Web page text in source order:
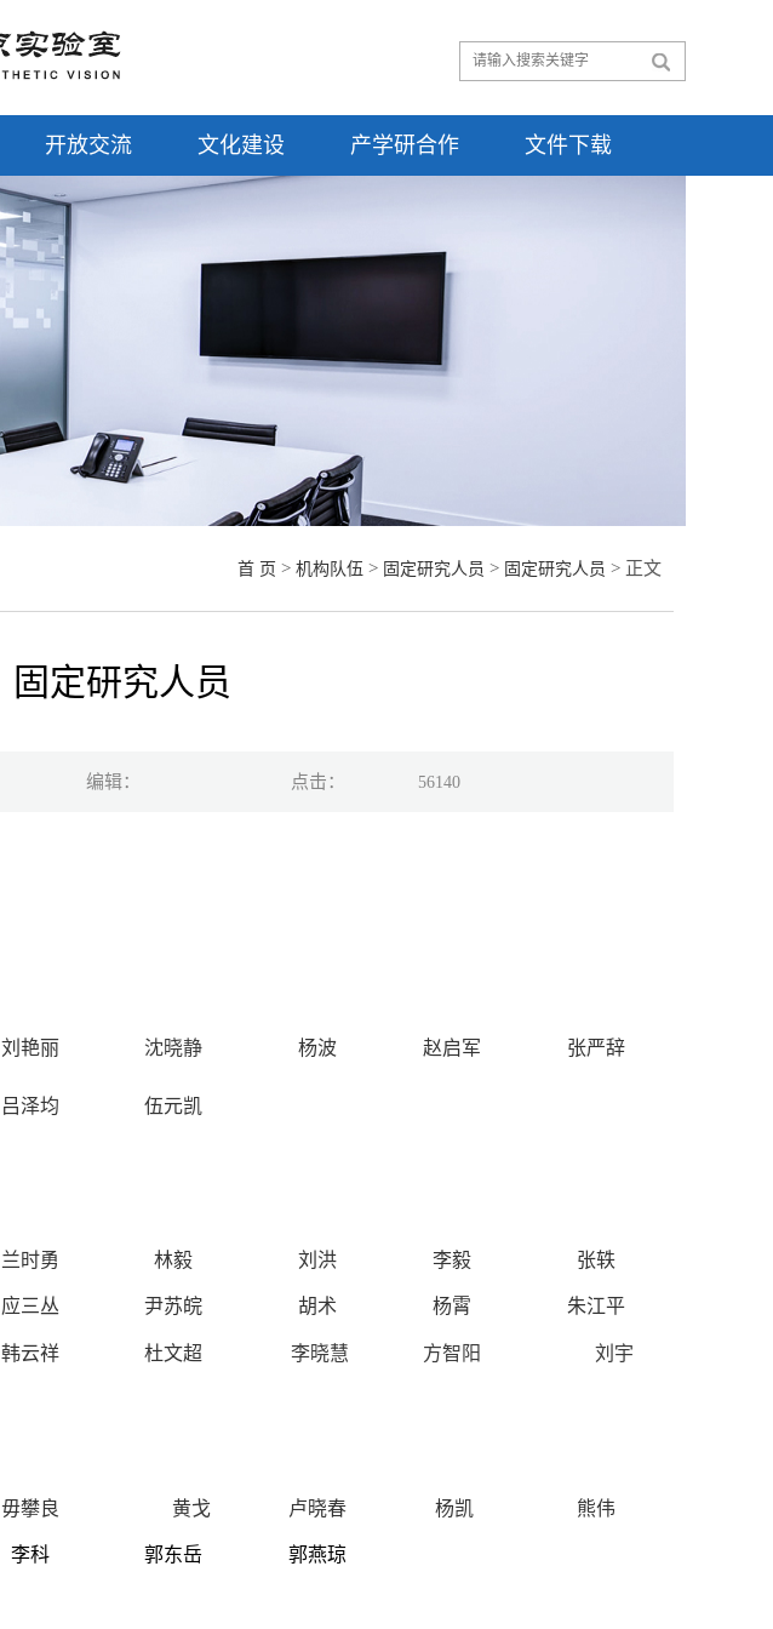
开放交流 文化建设 产学研合作 文件下载
首 页 > 机构队伍 > 固定研究人员 > 固定研究人员 > 正文
固定研究人员
编辑： 点击： 56140
刘艳丽 沈晓静 杨波 赵启军 张严辞
吕泽均 伍元凯
兰时勇 林毅 刘洪 李毅 张轶
应三丛 尹苏皖 胡术 杨霄 朱江平
韩云祥 杜文超 李晓慧 方智阳
刘宇
毋攀良 黄戈 卢晓春 杨凯 熊伟
李科 郭东岳 郭燕琼